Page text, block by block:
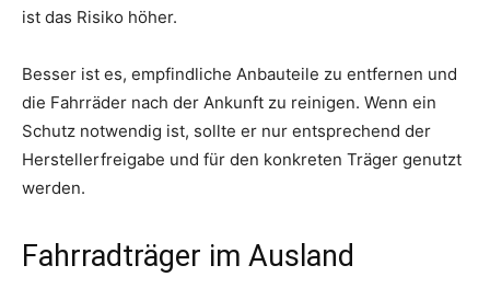
ist das Risiko höher.
Besser ist es, empfindliche Anbauteile zu entfernen und
die Fahrräder nach der Ankunft zu reinigen. Wenn ein
Schutz notwendig ist, sollte er nur entsprechend der
Herstellerfreigabe und für den konkreten Träger genutzt
werden.
Fahrradträger im Ausland